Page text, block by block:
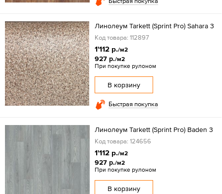
Линолеум Tarkett (Sprint Pro) Sahara 3
Код товара: 112897
1'112 р./м2
927 р./м2
При покупке рулоном
В корзину
Быстрая покупка
Линолеум Tarkett (Sprint Pro) Baden 3
Код товара: 124656
1'112 р./м2
927 р./м2
При покупке рулоном
В корзину